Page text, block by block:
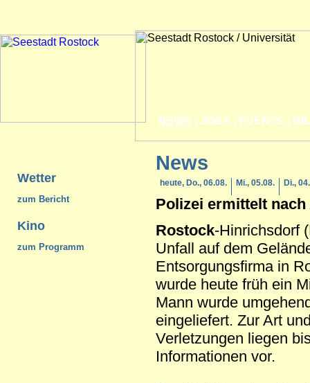
NEWS JOBS EVENTS
Wetter
zum Bericht
Kino
zum Programm
News
heute, Do., 06.08. Mi., 05.08. Di.,
Polizei ermittelt
Rostock-Hinrichsdorf
Unfall auf dem
Entsorgungsfirma in
wurde heute früh ein
Mann wurde
eingeliefert. Zur Art
Verletzungen liegen
Informationen vor.